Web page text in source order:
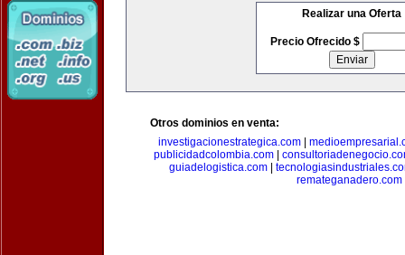
Realizar una Oferta
Precio Ofrecido $
Otros dominios en venta:
investigacionestrategica.com
publicidadcolombia.com|
guiadelogistica.com|
remateganadero.com